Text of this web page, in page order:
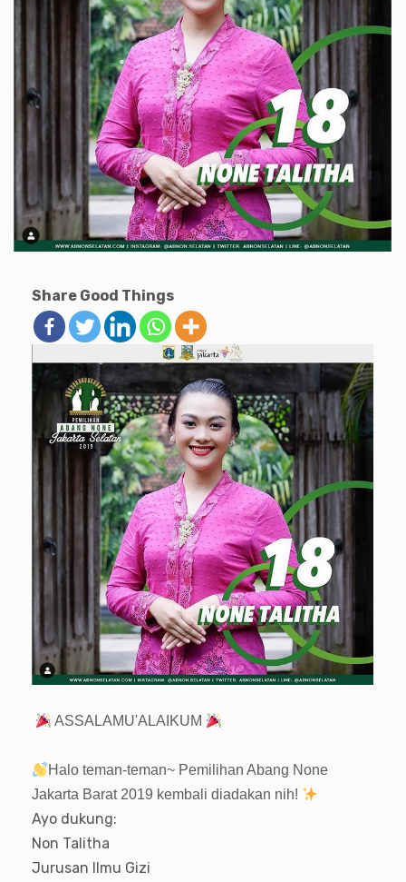
Share Good Things
ASSALAMU'ALAIKUM
Halo teman-teman~ Pemilihan Abang None
Jakarta Barat 2019 kembali diadakan nih!
Ayo dukung:
Non Talitha
Jurusan Ilmu Gizi